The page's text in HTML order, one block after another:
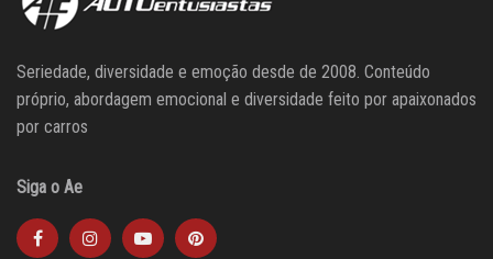
Seriedade, diversidade e emoção desde de 2008. Conteúdo
próprio, abordagem emocional e diversidade feito por apaixonados
por carros
Siga o Ae